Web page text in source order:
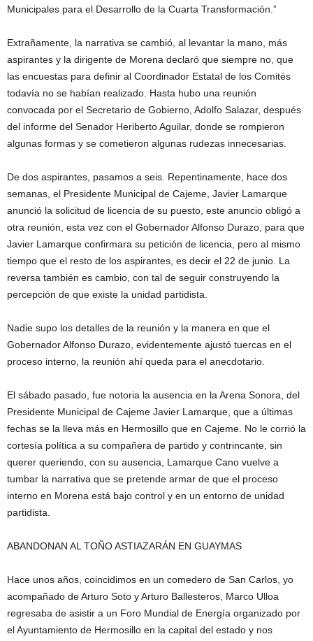
Municipales para el Desarrollo de la Cuarta Transformación.”
Extrañamente, la narrativa se cambió, al levantar la mano, más
aspirantes y la dirigente de Morena declaró que siempre no, que
las encuestas para definir al Coordinador Estatal de los Comités
todavía no se habían realizado. Hasta hubo una reunión
convocada por el Secretario de Gobierno, Adolfo Salazar, después
del informe del Senador Heriberto Aguilar, donde se rompieron
algunas formas y se cometieron algunas rudezas innecesarias.
De dos aspirantes, pasamos a seis. Repentinamente, hace dos
semanas, el Presidente Municipal de Cajeme, Javier Lamarque
anunció la solicitud de licencia de su puesto, este anuncio obligó a
otra reunión, esta vez con el Gobernador Alfonso Durazo, para que
Javier Lamarque confirmara su petición de licencia, pero al mismo
tiempo que el resto de los aspirantes, es decir el 22 de junio. La
reversa también es cambio, con tal de seguir construyendo la
percepción de que existe la unidad partidista.
Nadie supo los detalles de la reunión y la manera en que el
Gobernador Alfonso Durazo, evidentemente ajustó tuercas en el
proceso interno, la reunión ahí queda para el anecdotario.
El sábado pasado, fue notoria la ausencia en la Arena Sonora, del
Presidente Municipal de Cajeme Javier Lamarque, que a últimas
fechas se la lleva más en Hermosillo que en Cajeme. No le corrió la
cortesía política a su compañera de partido y contrincante, sin
querer queriendo, con su ausencia, Lamarque Cano vuelve a
tumbar la narrativa que se pretende armar de que el proceso
interno en Morena está bajo control y en un entorno de unidad
partidista.
ABANDONAN AL TOÑO ASTIAZARÁN EN GUAYMAS
Hace unos años, coincidimos en un comedero de San Carlos, yo
acompañado de Arturo Soto y Arturo Ballesteros, Marco Ulloa
regresaba de asistir a un Foro Mundial de Energía organizado por
el Ayuntamiento de Hermosillo en la capital del estado y nos